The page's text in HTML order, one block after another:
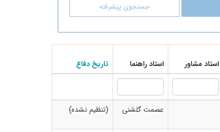
جستجوی پیشرفته
استاد مشاور استاد راهنما تاریخ دفاع
عصمت گلشنی (تنظیم نشده)